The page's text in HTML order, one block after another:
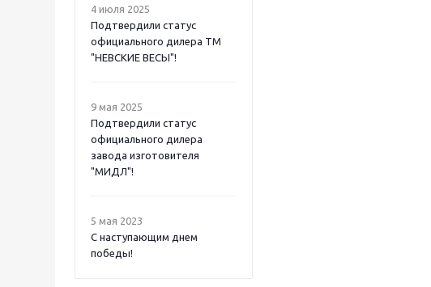
4 июля 2025
Подтвердили статус
официального дилера ТМ
"НЕВСКИЕ ВЕСЫ"!
9 мая 2025
Подтвердили статус
официального дилера
завода изготовителя
"МИДЛ"!
5 мая 2023
С наступающим днем
победы!